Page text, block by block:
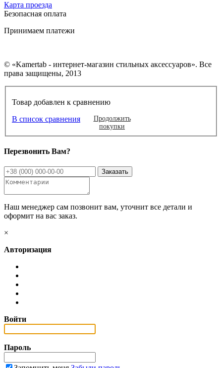
Карта проезда
Безопасная оплата
Принимаем платежи
© «Kamertab - интернет-магазин стильных аксессуаров». Все
права защищены, 2013
Товар добавлен к сравнению
В список сравнения
Продолжить
покупки
Перезвонить Вам?
Наш менеджер сам позвонит вам, уточнит все детали и
оформит на вас заказ.
×
Авторизация
Войти
Пароль